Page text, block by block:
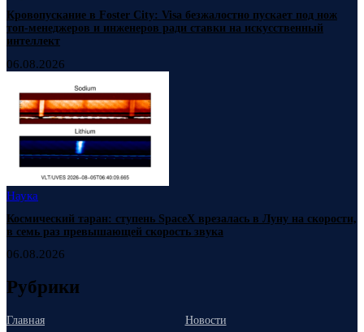
Кровопускание в Foster City: Visa безжалостно пускает под нож
топ-менеджеров и инженеров ради ставки на искусственный
интеллект
06.08.2026
Наука
Космический таран: ступень SpaceX врезалась в Луну на скорости,
в семь раз превышающей скорость звука
06.08.2026
Рубрики
Главная
Новости